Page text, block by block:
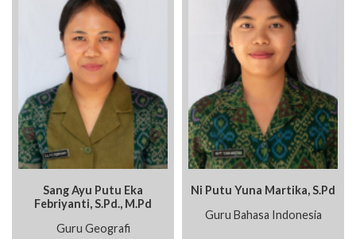
Sang Ayu Putu Eka
Febriyanti, S.Pd., M.Pd
Guru Geografi
Ni Putu Yuna Martika, S.Pd
Guru Bahasa Indonesia